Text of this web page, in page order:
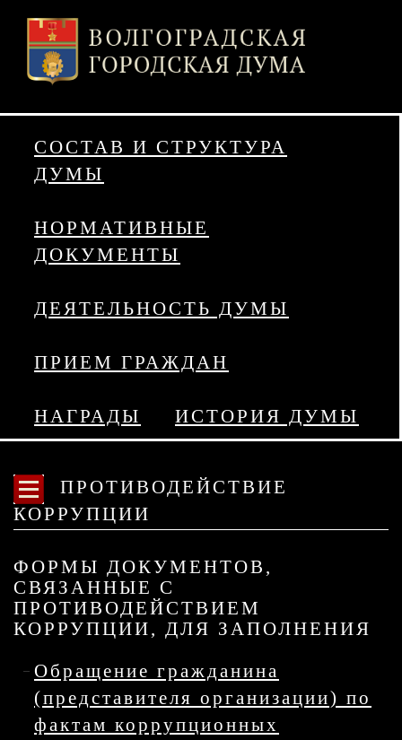
СОСТАВ И СТРУКТУРА
ДУМЫ
НОРМАТИВНЫЕ
ДОКУМЕНТЫ
ДЕЯТЕЛЬНОСТЬ ДУМЫ
ПРИЕМ ГРАЖДАН
НАГРАДЫ ИСТОРИЯ ДУМЫ
ПРОТИВОДЕЙСТВИЕ
КОРРУПЦИИ
ФОРМЫ ДОКУМЕНТОВ,
СВЯЗАННЫЕ С
ПРОТИВОДЕЙСТВИЕМ
КОРРУПЦИИ, ДЛЯ ЗАПОЛНЕНИЯ
Обращение гражданина
(представителя организации) по
фактам коррупционных